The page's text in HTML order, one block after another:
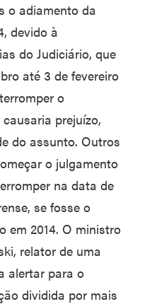
o adiamento da
devido à
do Judiciário, que
até 3 de fevereiro
o
prejuízo,
do assunto. Outros
o julgamento
na data de
se fosse o
em 2014. O ministro
relator de uma
alertar para o
dividida por mais